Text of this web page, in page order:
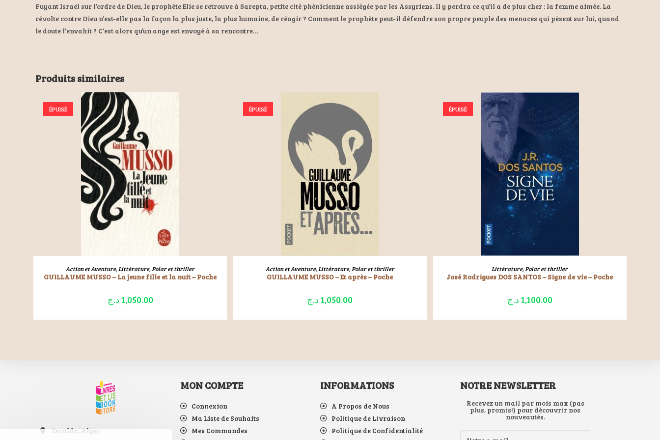
Fuyant Israël sur l’ordre de Dieu, le prophète Elie se retrouve à Sarepta, petite cité phénicienne assiégée par les Assyriens. Il y perdra ce qu’il a de plus cher : la femme aimée. La
révolte contre Dieu n’est-elle pas la façon la plus juste, la plus humaine, de réagir ? Comment le prophète peut-il défendre son propre peuple des menaces qui pèsent sur lui, quand
le doute l’envahit ? C’est alors qu’un ange est envoyé à sa rencontre…
Produits similaires
ÉPUISÉ
LIRE LA SUITE
Action et Aventure,Littérature,Polar et thriller
GUILLAUME MUSSO – La jeune fille et la nuit – Poche
1,050.00 د.ج
ÉPUISÉ
LIRE LA SUITE
Action et Aventure,Littérature,Polar et thriller
GUILLAUME MUSSO – Et après – Poche
1,050.00 د.ج
ÉPUISÉ
LIRE LA SUITE
Littérature,Polar et thriller
José Rodrigues DOS SANTOS – Signe de vie – Poche
1,100.00 د.ج
Zeralda, Alger
MON COMPTE
Connexion
Ma Liste de Souhaits
Mes Commandes
INFORMATIONS
A Propos de Nous
Politique de Livraison
Politique de Confidentialité
NOTRE NEWSLETTER
Recevez un mail par mois max (pas
plus, promis!) pour découvrir nos
nouveautés.